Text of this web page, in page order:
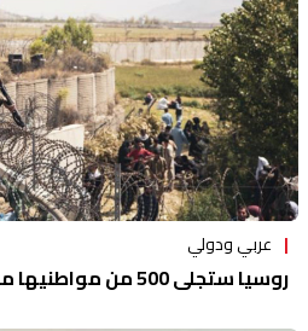
عربي ودولي
روسيا ستجلي 500 من مواطنيها من أفغانستان